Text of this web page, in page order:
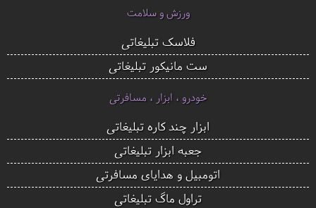
ورزش و سلامت
فلاسک تبلیغاتی
ست مانیکور تبلیغاتی
خودرو ، ابزار ، مسافرتی
ابزار چند کاره تبلیغاتی
جعبه ابزار تبلیغاتی
اتومبیل و هدایای مسافرتی
تراول ماگ تبلیغاتی